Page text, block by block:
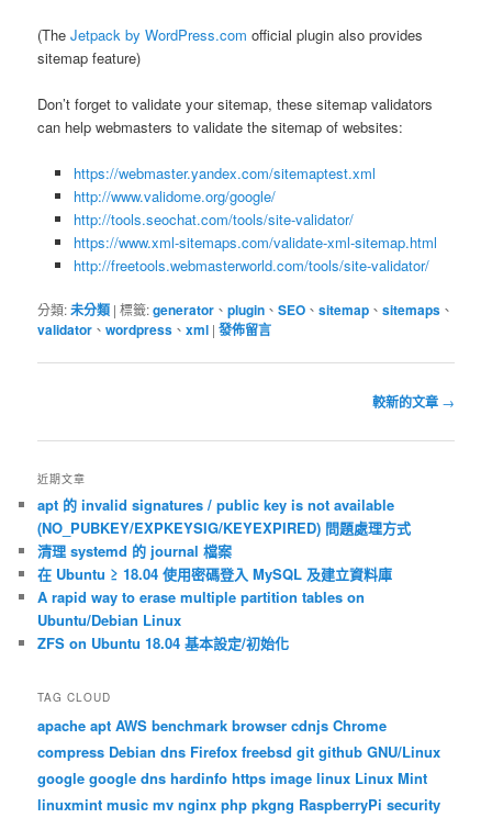
(TheJetpack by WordPress.com official plugin also provides
sitemap feature)
Don’t forget to validate your sitemap, these sitemap validators
can help webmasters to validate the sitemap of websites:
https://webmaster.yandex.com/sitemaptest.xml
http://www.validome.org/google/
http://tools.seochat.com/tools/site-validator/
https://www.xml-sitemaps.com/validate-xml-sitemap.html
http://freetools.webmasterworld.com/tools/site-validator/
分類:未分類 |標籤:generator 、plugin 、SEO 、sitemap 、sitemaps 、
validator 、wordpress 、xml |發佈留言
導
較新的文章 →
近期文章
apt 的 invalid signatures / public key is not available
(NO_PUBKEY/EXPKEYSIG/KEYEXPIRED) 問題處理方式
清理 systemd 的 journal 檔案
在 Ubuntu ≥ 18.04 使用密碼登入 MySQL 及建立資料庫
A rapid way to erase multiple partition tables on
Ubuntu/Debian Linux
ZFS on Ubuntu 18.04 基本設定/初始化
TAG CLOUD
apache apt AWS benchmark browser cdnjs Chrome
compress Debian dns Firefox freebsd git github GNU/Linux
google google dns hardinfo https image linux Linux Mint
linuxmint music mv nginx php pkgng RaspberryPi security